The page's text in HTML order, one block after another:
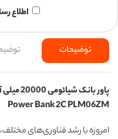
اطلاع
توضیحات
پاور بانک شیائومی 20000 میلی آمپر ساعت مدل
Power Bank 2C PLM06ZM
امروزه با رشد فناوری‌های